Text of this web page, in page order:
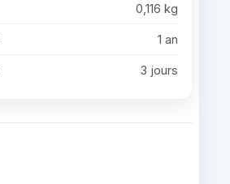
0,116 kg
1 an
3 jours